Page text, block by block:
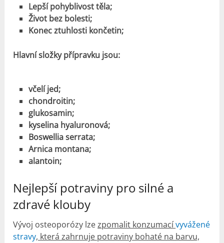
Lepší pohyblivost těla;
Život bez bolesti;
Konec ztuhlosti končetin;
Hlavní složky přípravku jsou:
včelí jed;
chondroitin;
glukosamin;
kyselina hyaluronová;
Boswellia serrata;
Arnica montana;
alantoin;
Nejlepší potraviny pro silné a
zdravé klouby
Vývoj osteoporózy lzezpomalit konzumacívyvážené
stravy, která zahrnuje potraviny bohaté na barvu,